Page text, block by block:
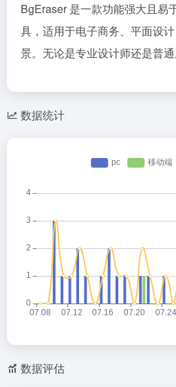
BgEraser 是一款功能强大且易
具，适用于电子商务、平面设
景。无论是专业设计师还是普通
数据统计
数据评估